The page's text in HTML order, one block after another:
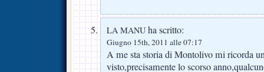
LA MANU ha scritto:
Giugno 15th, 2011 alle 07:17
A me sta storia di Montolivo mi ricorda
visto,precisamente lo scorso